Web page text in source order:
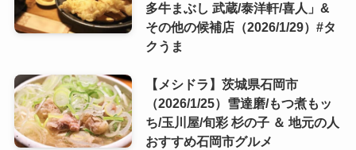
多牛まぶし 武蔵/泰洋軒/喜人」&
その他の候補店（2026/1/29）#タ
クうま
【メシドラ】茨城県石岡市
（2026/1/25）雪達磨/もつ煮もッ
ち/玉川屋/旬彩 杉の子 ＆ 地元の人
おすすめ石岡市グルメ